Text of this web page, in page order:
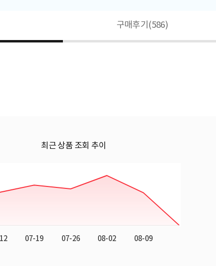
구매후기(586)
최근 상품 조회 추이